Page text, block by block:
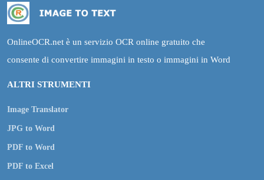
OnlineOCR.net è un servizio OCR online gratuito che
consente di convertire immagini in testo o immagini in Word
ALTRI STRUMENTI
Image Translator
JPG to Word
PDF to Word
PDF to Excel